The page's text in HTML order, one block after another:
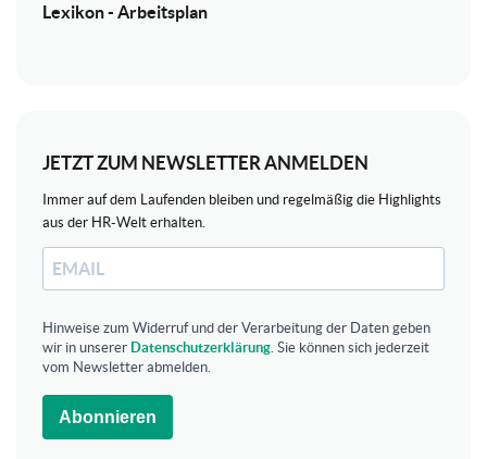
Lexikon - Arbeitsplan
JETZT ZUM NEWSLETTER ANMELDEN
Immer auf dem Laufenden bleiben und regelmäßig die Highlights
aus der HR-Welt erhalten.
Hinweise zum Widerruf und der Verarbeitung der Daten geben
wir in unserer Datenschutzerklärung . Sie können sich jederzeit
vom Newsletter abmelden.
Abonnieren